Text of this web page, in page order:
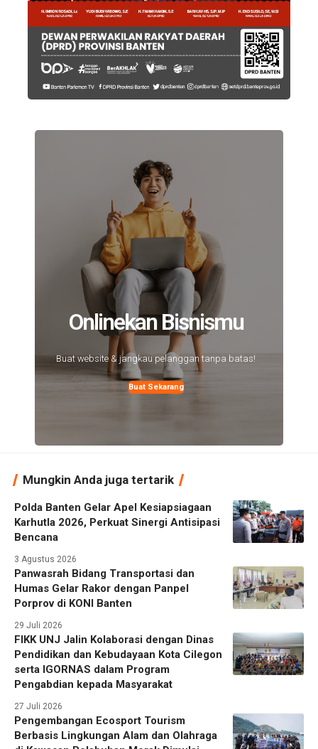
Onlinekan Bisnismu
Buat website & jangkau pelanggan tanpa batas!
Buat Sekarang
Mungkin Anda juga tertarik
Polda Banten Gelar Apel Kesiapsiagaan
Karhutla 2026, Perkuat Sinergi Antisipasi
Bencana
3 Agustus 2026
Panwasrah Bidang Transportasi dan
Humas Gelar Rakor dengan Panpel
Porprov di KONI Banten
29 Juli 2026
FIKK UNJ Jalin Kolaborasi dengan Dinas
Pendidikan dan Kebudayaan Kota Cilegon
serta IGORNAS dalam Program
Pengabdian kepada Masyarakat
27 Juli 2026
Pengembangan Ecosport Tourism
Berbasis Lingkungan Alam dan Olahraga